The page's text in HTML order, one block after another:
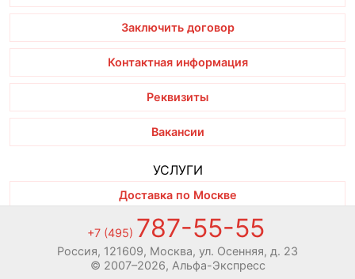
Заключить договор
Контактная информация
Реквизиты
Вакансии
УСЛУГИ
Доставка по Москве
Экспресс-доставка по России
Международная доставка
+7 (495) 787-55-55
Россия, 121609, Москва, ул. Осенняя, д. 23
© 2007–2026, Альфа-Экспресс